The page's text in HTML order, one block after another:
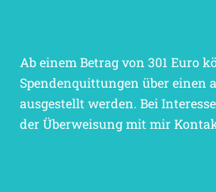
Ab einem Betrag von 301 Euro
Spendenquittungen über einen
ausgestellt werden. Bei
der Überweisung mit mir